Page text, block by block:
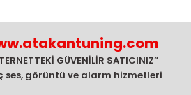
GÜVENİLİR SATICINIZ”
ses, görüntü ve alarm hizmetleri